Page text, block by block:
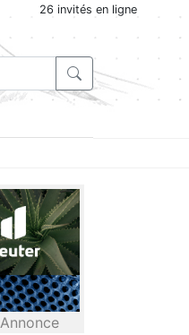
26 invités en ligne
Annonce